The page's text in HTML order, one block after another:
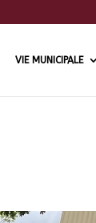
VIE MUNICIPALE